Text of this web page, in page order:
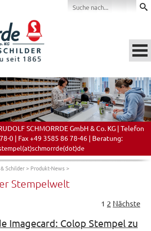
SCHMORRDE GmbH & Co. KG | Telefon
0 | Fax +49 3585 86 78-46 | Beratung:
Schilder> Produkt-News>
Stempelwelt
1 2 Nächste
Imagecard: Colop Stempel zu